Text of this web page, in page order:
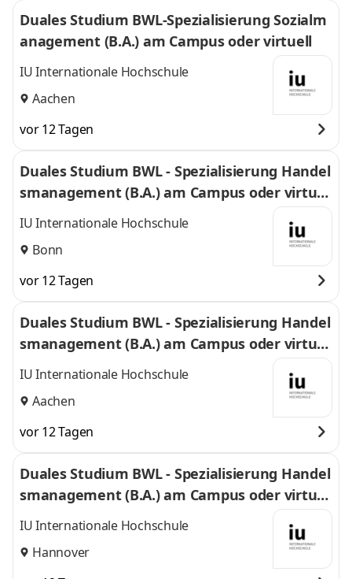
Duales Studium BWL-Spezialisierung Sozialm
anagement (B.A.) am Campus oder virtuell
IU Internationale Hochschule
Aachen
vor 12 Tagen
Duales Studium BWL - Spezialisierung Handel
smanagement (B.A.) am Campus oder virtuel
l
IU Internationale Hochschule
Bonn
vor 12 Tagen
Duales Studium BWL - Spezialisierung Handel
smanagement (B.A.) am Campus oder virtuel
l
IU Internationale Hochschule
Aachen
vor 12 Tagen
Duales Studium BWL - Spezialisierung Handel
smanagement (B.A.) am Campus oder virtuel
l
IU Internationale Hochschule
Hannover